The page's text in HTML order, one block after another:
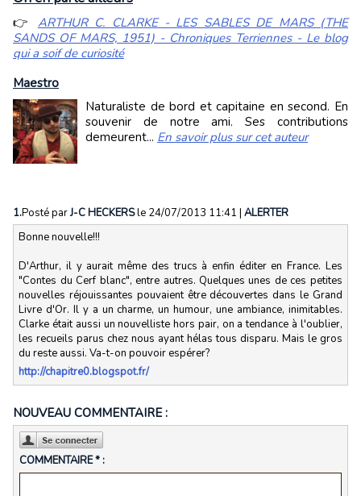
ARTHUR C. CLARKE - LES SABLES DE MARS (THE
SANDS OF MARS, 1951) - Chroniques Terriennes - Le blog
qui a soif de curiosité
Maestro
Naturaliste de bord et capitaine en second. En
souvenir de notre ami. Ses contributions
demeurent... En savoir plus sur cet auteur
1.Posté parJ-C HECKERSle 24/07/2013 11:41 | ALERTER
Bonne nouvelle!!!
D'Arthur, il y aurait même des trucs à enfin éditer en France. Les
"Contes du Cerf blanc", entre autres. Quelques unes de ces petites
nouvelles réjouissantes pouvaient être découvertes dans le Grand
Livre d'Or. Il y a un charme, un humour, une ambiance, inimitables.
Clarke était aussi un nouvelliste hors pair, on a tendance à l'oublier,
les recueils parus chez nous ayant hélas tous disparu. Mais le gros
du reste aussi. Va-t-on pouvoir espérer?
http://chapitre0.blogspot.fr/
NOUVEAU COMMENTAIRE :
COMMENTAIRE * :